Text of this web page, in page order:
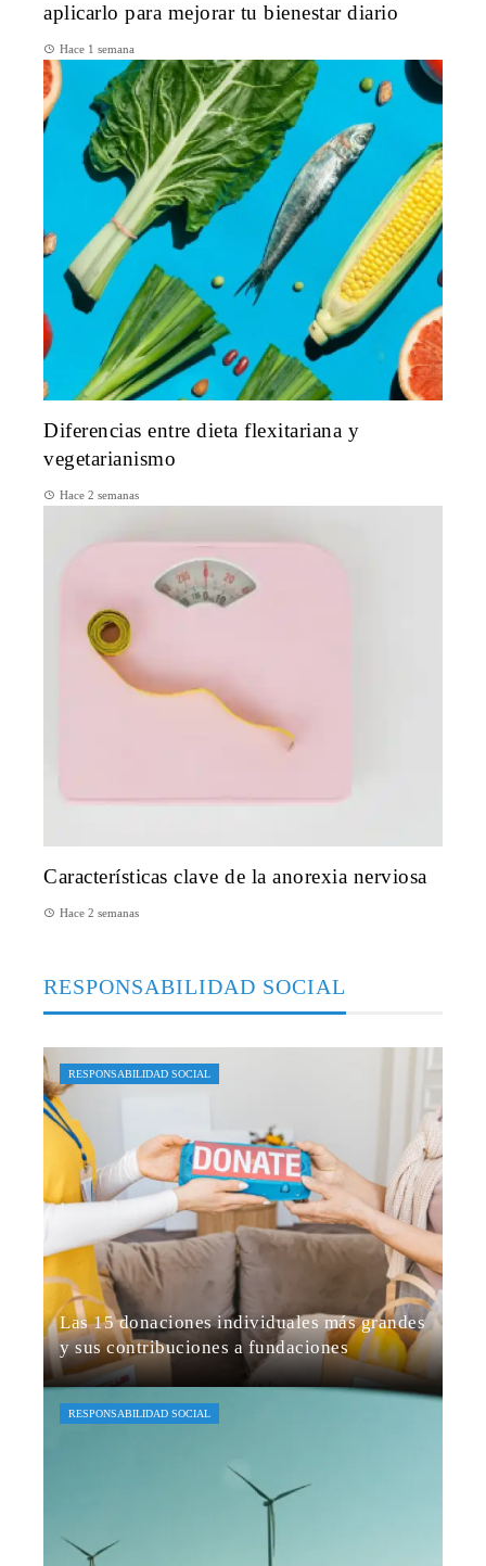
aplicarlo para mejorar tu bienestar diario
Hace 1 semana
Diferencias entre dieta flexitariana y
vegetarianismo
Hace 2 semanas
Características clave de la anorexia nerviosa
Hace 2 semanas
RESPONSABILIDAD SOCIAL
Las 15 donaciones individuales más grandes
y sus contribuciones a fundaciones
Jaime B. Bruzual Hace 3 días
RESPONSABILIDAD SOCIAL
RESPONSABILIDAD SOCIAL